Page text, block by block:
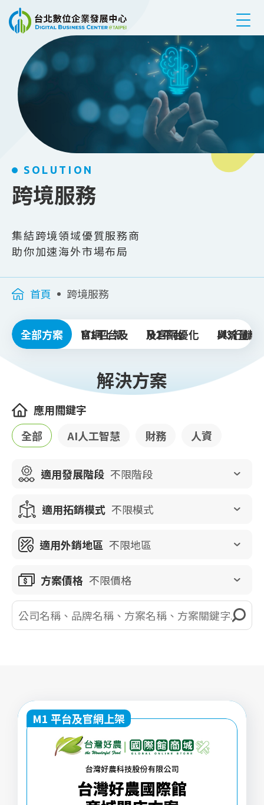
跳到主要內容
SOLUTION
跨境服務
集結跨境領域優質服務商
助你加速海外市場布局
首頁 跨境服務
全部方案 M1平台及
官網上架 M2平台
及官網優化 M3行銷
與流量成
解決方案
應用關鍵字
全部
AI人工智慧 財務 人資
適用發展階段 不限階段
適用拓銷模式 不限模式
適用外銷地區 不限地區
方案價格 不限價格
M1 平台及官網上架